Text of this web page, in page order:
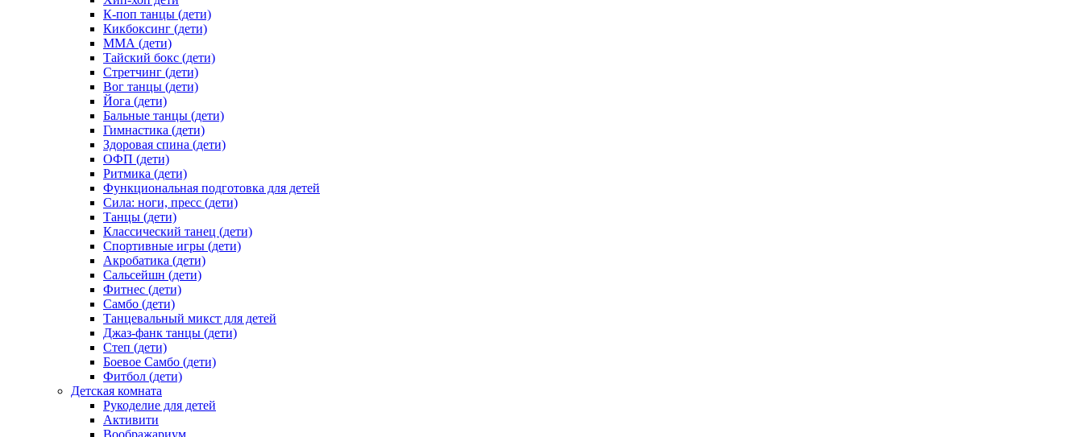
К-поп танцы (дети)
Кикбоксинг (дети)
ММА (дети)
Тайский бокс (дети)
Стретчинг (дети)
Вог танцы (дети)
Йога (дети)
Бальные танцы (дети)
Гимнастика (дети)
Здоровая спина (дети)
ОФП (дети)
Ритмика (дети)
Функциональная подготовка для детей
Сила: ноги, пресс (дети)
Танцы (дети)
Классический танец (дети)
Спортивные игры (дети)
Акробатика (дети)
Сальсейшн (дети)
Фитнес (дети)
Самбо (дети)
Танцевальный микст для детей
Джаз-фанк танцы (дети)
Степ (дети)
Боевое Самбо (дети)
Фитбол (дети)
Детская комната
Рукоделие для детей
Активити
Воображариум